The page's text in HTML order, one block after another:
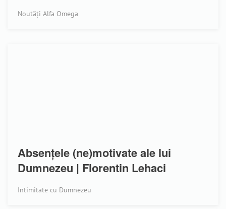
Noutăți Alfa Omega
Absenţele (ne)motivate ale lui
Dumnezeu | Florentin Lehaci
Intimitate cu Dumnezeu